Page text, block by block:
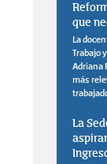
que
La
Trabajo
Adriana
más
La